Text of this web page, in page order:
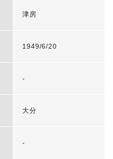
津房
1949/6/20
-
大分
-